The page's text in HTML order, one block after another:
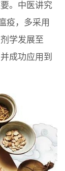
。中医讲究
疫，多采用
学发展至
成功应用到